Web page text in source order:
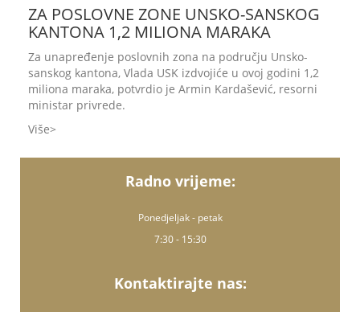
ZA POSLOVNE ZONE UNSKO-SANSKOG
KANTONA 1,2 MILIONA MARAKA
Za unapređenje poslovnih zona na području Unsko-
sanskog kantona, Vlada USK izdvojiće u ovoj godini 1,2
miliona maraka, potvrdio je Armin Kardašević, resorni
ministar privrede.
Više
Radno vrijeme:
Ponedjeljak - petak
7:30 - 15:30
Kontaktirajte nas: